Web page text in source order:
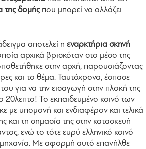
της δομής που μπορεί να αλλάζει
αποτελεί ηεναρκτήρια σκηνή
αρχικά βρισκόταν στο μέσο της
στην αρχή, παρουσιάζοντας
και το θέμα. Ταυτόχρονα, έσπασε
για να την εισαγωγή στην πλοκή της
20λεπτο! Το εκπαιδευμένο κοινό των
με υπομονή και ενδιαφέρον και τελικά
και τη σημασία της στην κατασκευή
ενώ το τότε ευρύ ελληνικό κοινό
Με αφορμή αυτό επανήλθε